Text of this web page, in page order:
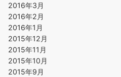
2016年3月
2016年2月
2016年1月
2015年12月
2015年11月
2015年10月
2015年9月